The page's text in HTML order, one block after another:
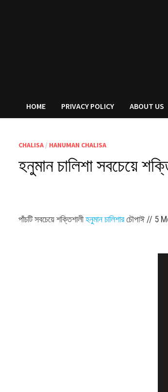
HOME PRIVACY POLICY ABOUT US
CHALISA / HANUMAN CHALISA
হনুমান চালিশা সবচেয়ে
পাঁচটি সবচেয়ে শক্তিশালীহনুমান চালিশারচৌপাঈ // 5